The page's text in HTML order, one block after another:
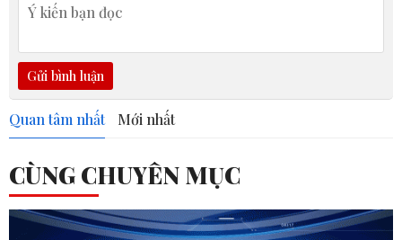
Gửi bình luận
Quan tâm nhất Mới nhất
CÙNG CHUYÊN MỤC